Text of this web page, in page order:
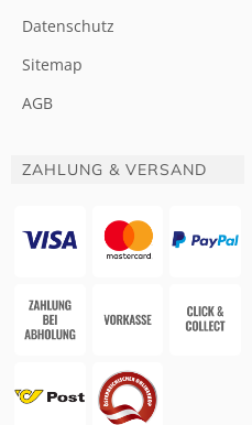
Datenschutz
Sitemap
AGB
ZAHLUNG & VERSAND